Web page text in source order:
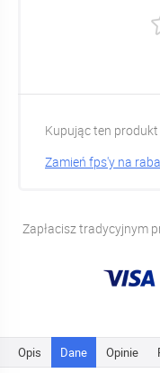
Kupując ten
Zamień fps'y na
Zapłacisz tradycyjnym
Opis Dane Opinie